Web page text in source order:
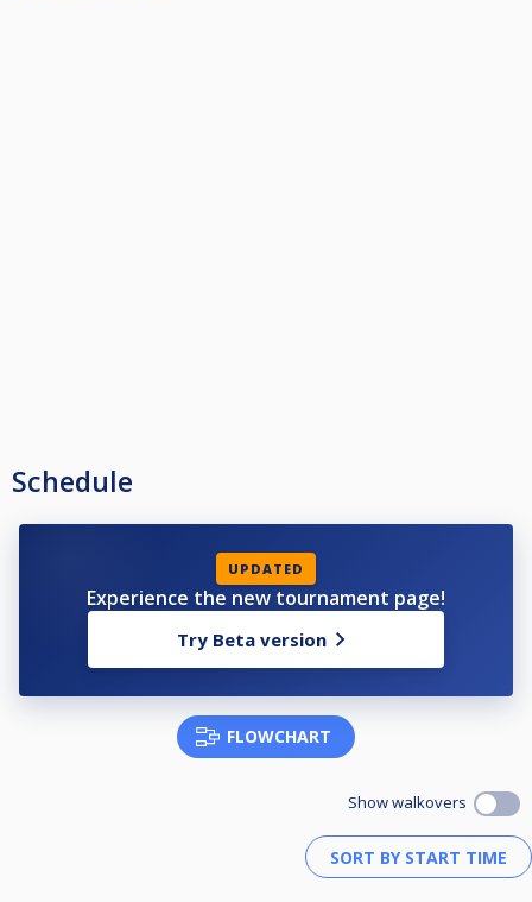
Schedule
UPDATED
Experience the new tournament page!
Try Beta version
FLOWCHART
Show walkovers